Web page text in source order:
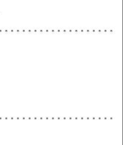
＊＊＊＊＊＊＊＊＊＊＊＊＊＊＊＊＊＊＊
＊＊＊＊＊＊＊＊＊＊＊＊＊＊＊＊＊＊＊